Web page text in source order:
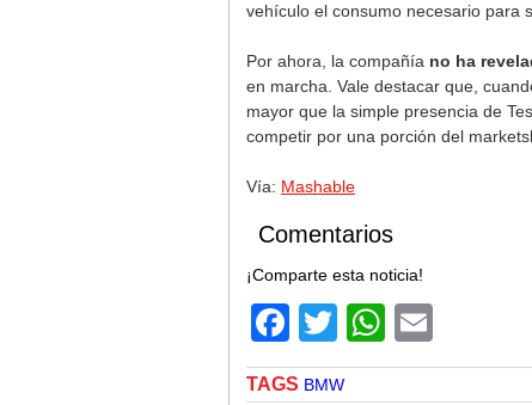
vehículo el consumo necesario para
Por ahora, la compañía no ha
en marcha. Vale destacar que,
mayor que la simple presencia de
competir por una porción del
Vía: Mashable
Comentarios
¡Comparte esta noticia!
Facebook
Twitter
TAGS BMW